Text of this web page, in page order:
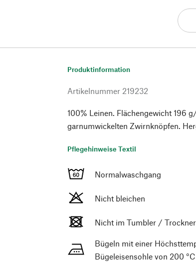
Produktinformation
Artikelnummer 219232
100% Leinen. Flächengewicht 196
garnumwickelten Zwirnknöpfen.
Pflegehinweise Textil
Normalwaschgang
Nicht bleichen
Nicht im Tumbler /
Bügeln mit einer
Bügeleisensohle von 200 °C